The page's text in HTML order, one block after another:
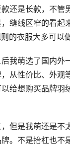
还是长款，不管
缝线区窄的看起
的衣服大多可以
我萌选了国内外
从性价比、外观
给想购买品牌羽
但是我萌还是不
。不是抬杠也不